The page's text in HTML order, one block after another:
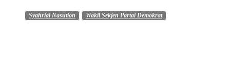
Syahrial Nasution Wakil Sekjen Partai Demokrat